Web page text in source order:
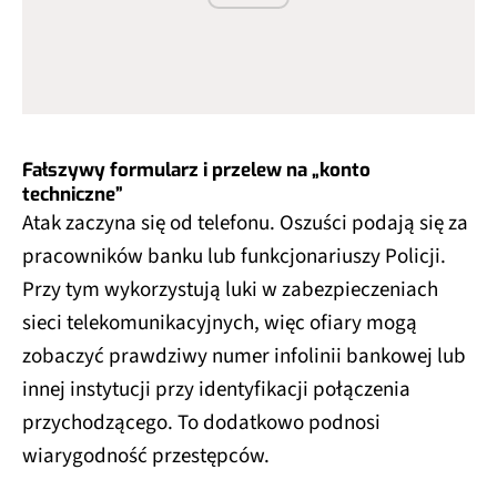
Fałszywy formularz i przelew na „konto
techniczne”
Atak zaczyna się od telefonu. Oszuści podają się za
pracowników banku lub funkcjonariuszy Policji.
Przy tym wykorzystują luki w zabezpieczeniach
sieci telekomunikacyjnych, więc ofiary mogą
zobaczyć prawdziwy numer infolinii bankowej lub
innej instytucji przy identyfikacji połączenia
przychodzącego. To dodatkowo podnosi
wiarygodność przestępców.